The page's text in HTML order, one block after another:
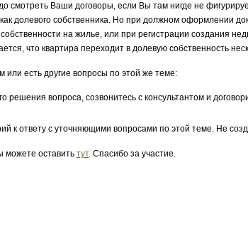
смотреть Ваши договоры, если Вы там нигде не
долевого собственника. Но при должном оформлении
на жилье, или при регистрации создания
что квартира переходит в долевую собственность
или есть другие вопросы по этой же теме:
решения вопроса, созвонитесь с консультантом и
к ответу с уточняющими вопросами по этой теме. Не
можете оставить тут. Спасибо за участие.